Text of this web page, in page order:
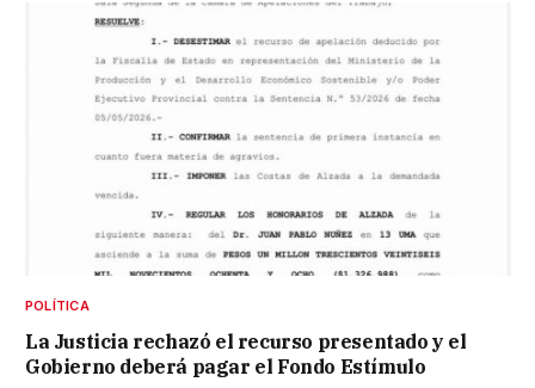
POLÍTICA
La Justicia rechazó el recurso presentado y el
Gobierno deberá pagar el Fondo Estímulo